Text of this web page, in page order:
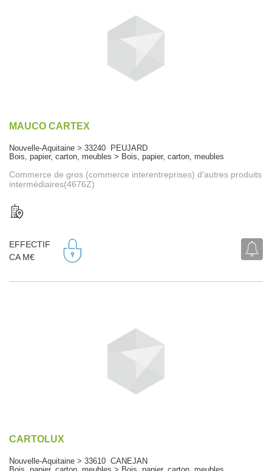
MAUCO CARTEX
Nouvelle-Aquitaine > 33240 PEUJARD
Bois, papier, carton, meubles > Bois, papier, carton, meubles
Commerce de gros (commerce interentreprises) d'autres produits
intermédiaires(4676Z)
EFFECTIF
CA M€
CARTOLUX
Nouvelle-Aquitaine > 33610 CANEJAN